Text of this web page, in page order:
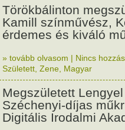
Törökbálinton
Kamill színművész,
érdemes és kiváló
» tovább olvasom | Nincs
Született Zene Magyar
Megszületett
Széchenyi-díjas
Digitális Irodalmi